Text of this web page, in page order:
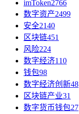
imToken2766
数字资产2499
安全2140
区块链451
风险224
数字经济110
钱包98
数字经济创新48
区块链产业31
数字货币钱包27